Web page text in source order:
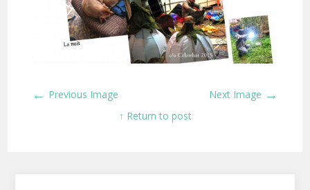
← Previous Image Next Image →
↑ Return to post